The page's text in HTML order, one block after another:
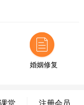
53分钟前
面咨询，已获得专属情
婚姻修复